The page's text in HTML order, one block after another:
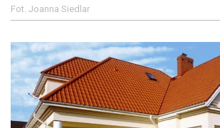
Fot. Joanna Siedlar